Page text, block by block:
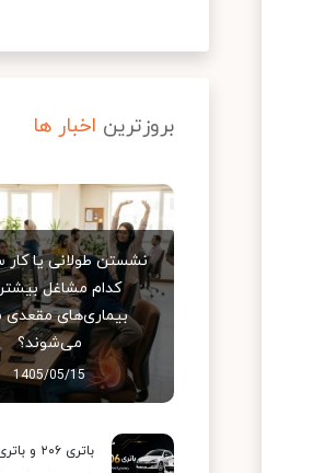
بروزترین اخبار ها
نشستن طولانی یا
کدام مشاغل
بیماری‌های مقعدی
می‌شوند؟
1405/05/15